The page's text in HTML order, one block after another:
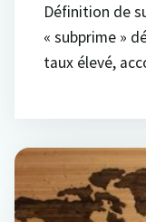
Définition de
« subprime »
taux élevé,